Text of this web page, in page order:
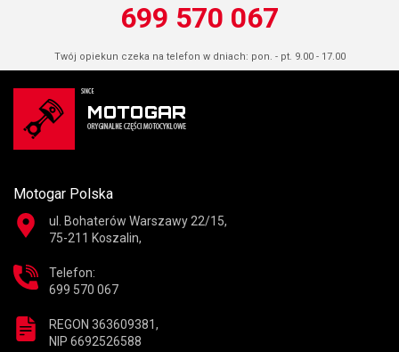
699 570 067
Twój opiekun czeka na telefon w dniach: pon. - pt. 9.00 - 17.00
Motogar Polska
ul. Bohaterów Warszawy 22/15,
75-211 Koszalin,
Telefon:
699 570 067
REGON 363609381,
NIP 6692526588